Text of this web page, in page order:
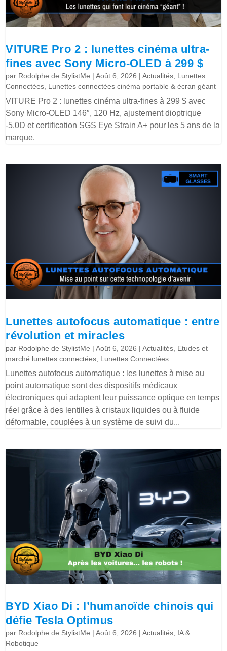
VITURE Pro 2 : lunettes cinéma ultra-
fines avec Sony Micro-OLED à 299 $
par Rodolphe de StylistMe |Août 6, 2026 |Actualités Lunettes
Connectées Lunettes connectées cinéma portable & écran géant
VITURE Pro 2 : lunettes cinéma ultra-fines à 299 $ avec
Sony Micro-OLED 146″, 120 Hz, ajustement dioptrique
-5.0D et certification SGS Eye Strain A+ pour les 5 ans de la
marque.
Lunettes autofocus automatique : entre
révolution et miracles
par Rodolphe de StylistMe |Août 6, 2026 |Actualités Etudes et
marché lunettes connectées Lunettes Connectées
Lunettes autofocus automatique : les lunettes à mise au
point automatique sont des dispositifs médicaux
électroniques qui adaptent leur puissance optique en temps
réel grâce à des lentilles à cristaux liquides ou à fluide
déformable, couplées à un système de suivi du...
BYD Xiao Di : l’humanoïde chinois qui
défie Tesla Optimus
par Rodolphe de StylistMe |Août 6, 2026 |Actualités IA &
Robotique